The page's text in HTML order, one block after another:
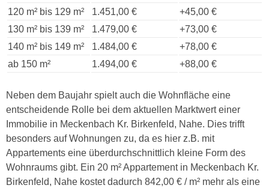
120 m² bis 129 m²
1.451,00 €
+45,00 €
130 m² bis 139 m²
1.479,00 €
+73,00 €
140 m² bis 149 m²
1.484,00 €
+78,00 €
ab 150 m²
1.494,00 € +88,00 €
Neben dem Baujahr spielt auch die Wohnfläche eine
entscheidende Rolle bei dem aktuellen Marktwert einer
Immobilie in Meckenbach Kr. Birkenfeld, Nahe. Dies trifft
besonders auf Wohnungen zu, da es hier z.B. mit
Appartements eine überdurchschnittlich kleine Form des
Wohnraums gibt. Ein 20 m² Appartement in Meckenbach Kr.
Birkenfeld, Nahe kostet dadurch 842,00 € / m² mehr als eine